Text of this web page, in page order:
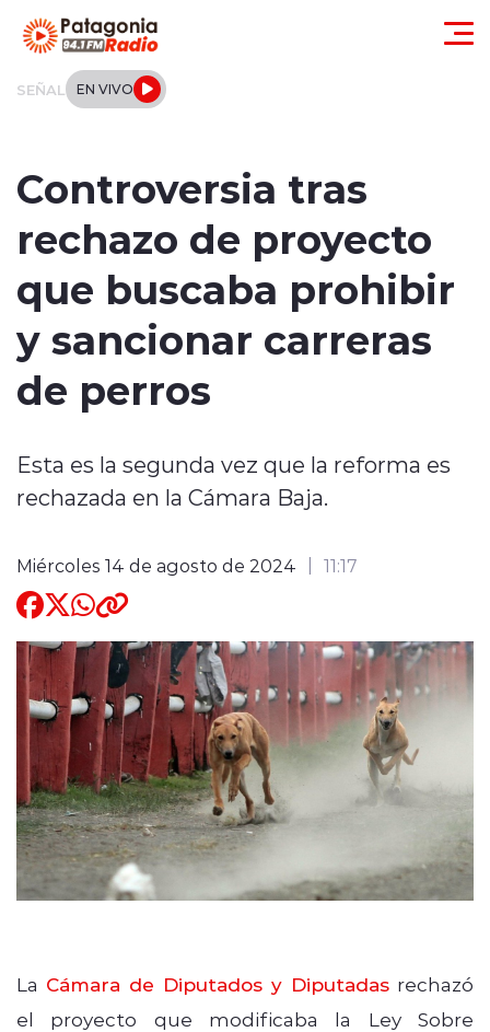
SEÑAL EN VIVO
Tendencias
Entrevistas
modo claro
Controversia tras
rechazo de proyecto
que buscaba prohibir
y sancionar carreras
de perros
Esta es la segunda vez que la reforma es
rechazada en la Cámara Baja.
Miércoles 14 de agosto de 2024 11:17
La Cámara de Diputados y Diputadas rechazó
el proyecto que modificaba la Ley Sobre